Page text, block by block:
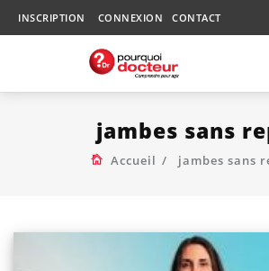
INSCRIPTION CONNEXION CONTACT
jambes sans
Accueil jambes sans